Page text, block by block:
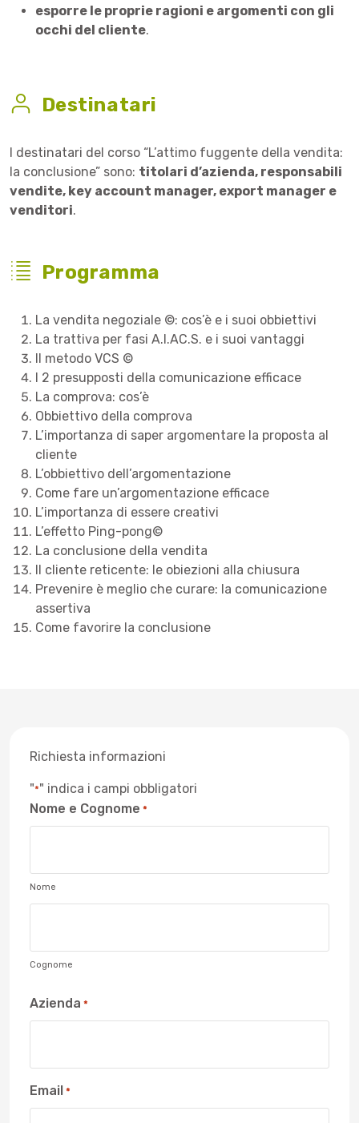
esporre le proprie ragioni e argomenti con gli
occhi del cliente.
Destinatari
I destinatari del corso “L’attimo fuggente della vendita:
la conclusione” sono: titolari d’azienda, responsabili
vendite, key account manager, export manager e
venditori.
Programma
La vendita negoziale ©: cos’è e i suoi obbiettivi
La trattiva per fasi A.I.AC.S. e i suoi vantaggi
Il metodo VCS ©
I 2 presupposti della comunicazione efficace
La comprova: cos’è
Obbiettivo della comprova
L’importanza di saper argomentare la proposta al
cliente
L’obbiettivo dell’argomentazione
Come fare un’argomentazione efficace
L’importanza di essere creativi
L’effetto Ping-pong©
La conclusione della vendita
Il cliente reticente: le obiezioni alla chiusura
Prevenire è meglio che curare: la comunicazione
assertiva
Come favorire la conclusione
Richiesta informazioni
"*" indica i campi obbligatori
Nome e Cognome *
Nome
Cognome
Azienda *
Email *